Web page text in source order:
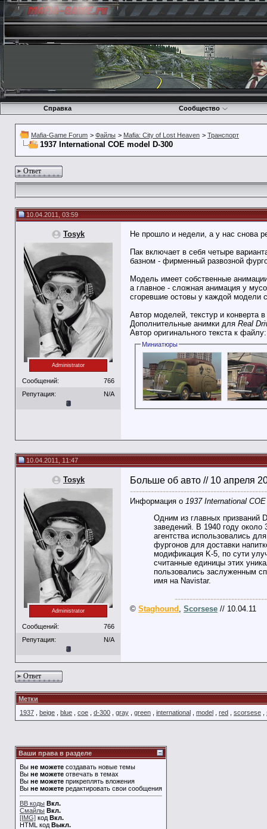
Справка Сообщество
Mafia-Game Forum > Файлы > Mafia: City of Lost Heaven > Транспорт
1937 International COE model D-300
Ответ
10.04.2011, 03:59
Tosyk
Administrator
Сообщений:
766
Репутация:
N/A
Не прошло и недели, а у нас снова
Пак включает в себя четыре
базном - фирменный развозной
Модель имеет собственные
а главное - сложная анимация у
сгоревшие остовы у каждой модели
Автор моделей, текстур и конверта
Дополнительные анимки для Real
Автор оригинального текста к
Миниатюры
10.04.2011, 11:47
Tosyk
Administrator
Сообщений:
766
Репутация:
N/A
Больше об авто // 10 апреля
Информация о 1937 International
Одним из главных призваний
заведений. В 1940 году
агентства использовались
фургонов для доставки
модификация K-5, по сути
считанные единицы этих
пользовались заслуженным
имя на Navistar.
© Staghound Scorsese // 10.04.11
Ответ
Метки
1937
beige blue coe d-300 gray green international model red scorsese
Ваши права в разделе
Вы не можете создавать новые темы
Вы не можете отвечать в темах
Вы не можете прикреплять вложения
Вы не можете редактировать свои сообщения
BB коды Вкл.
Смайлы Вкл.
[IMG] код Вкл.
HTML код Выкл.